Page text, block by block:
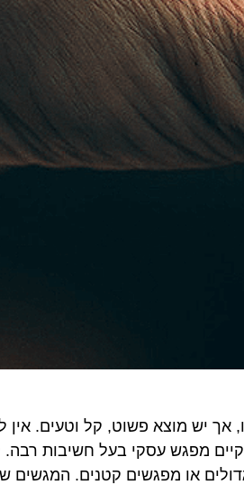
יש מוצא פשוט, קל וטעים. אין
מפגש עסקי בעל חשיבות רבה.
או מפגשים קטנים. המגשים